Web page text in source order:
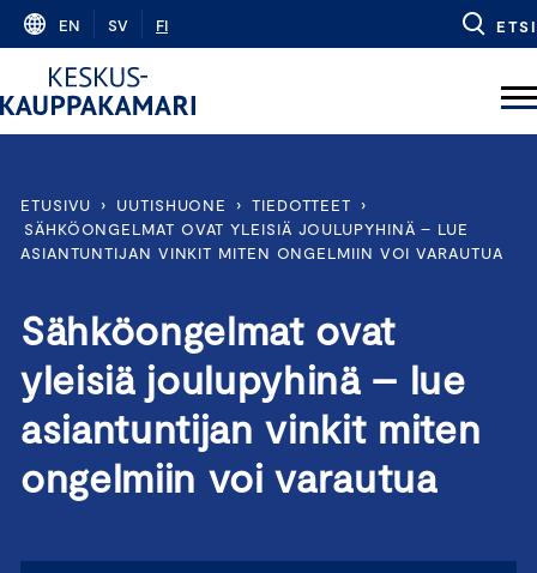
Skip
content
EN SV FI ETSI
ETUSIVU › UUTISHUONE › TIEDOTTEET
›
SÄHKÖONGELMAT OVAT YLEISIÄ JOULUPYHINÄ – LUE
ASIANTUNTIJAN VINKIT MITEN ONGELMIIN VOI VARAUTUA
Sähköongelmat ovat
yleisiä joulupyhinä – lue
asiantuntijan vinkit miten
ongelmiin voi varautua